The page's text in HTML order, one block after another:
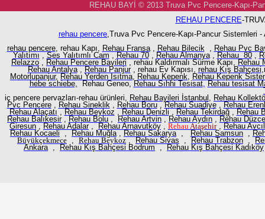
REHAU BAYİ © 2013 Truva Pvc Pencere-
REHAU PENCERE-
rehau pencere,Truva Pvc Pencere-Kapı-Pancur Sistemleri
rehau pencere, rehau Kapı, Rehau Fransa, Rehau Bilecik, Rehau Pvc
Yalıtımı , Ses Yalıtımlı Cam , Rehau 70, Rehau Almanya, Rehau 80,
Relazzo , Rehau Pencere Bayileri , rehau Kaldırmalı Sürme Kapı, Rehau
Rehau Antalya, Rehau Panjur, rehau Ev Kapısı, rehau Kış Bahçesi
Motorlupanjur, Rehau Yerden Isıtma, Rehau Kepenk, Rehau Kepenk
hebe schiebe,
Rehau Geneo, Rehau Sıhhi Tesisat, Rehau tesisat
iç pencere pervazları-rehau ürünleri, Rehau Bayileri İstanbul , Rehau
Pvc Pencere, Rehau Sineklik, Rehau Boru,Rehau Suadiye, Rehau
Rehau Alaçatı , Rehau Beykoz , Rehau Denizli , Rehau Tekirdağ, Rehau
Rehau Balıkesir, Rehau Bolu , Rehau Artvin , Rehau Aydın , Rehau Düzce
Giresun , Rehau Adalar, Rehau Arnavutköy , Rehau Ataşehir, Rehau
Rehau Kocaeli , Rehau Muğla, Rehau Sakarya , Rehau Samsun ,
Büyükçekmece , Rehau Beykoz , Rehau Sivas , Rehau Trabzon ,
Ankara, Rehau Kış Bahçesi Bodrum , Rehau Kış Bahçesi Kadıköy